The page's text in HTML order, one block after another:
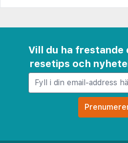
Vill du ha frestande
resetips och